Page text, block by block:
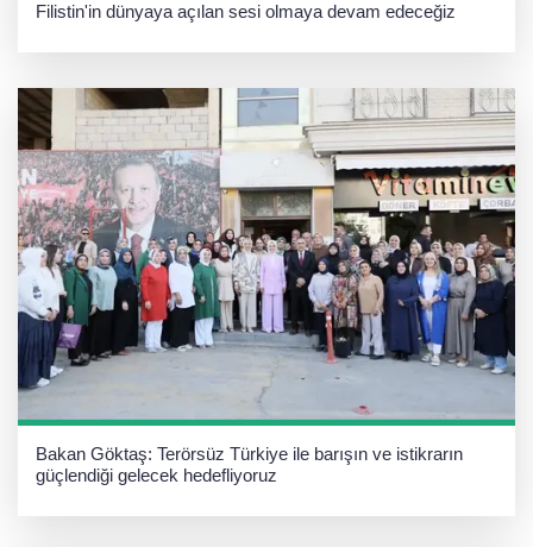
Filistin'in dünyaya açılan sesi olmaya devam edeceğiz
Bakan Göktaş: Terörsüz Türkiye ile barışın ve istikrarın
güçlendiği gelecek hedefliyoruz